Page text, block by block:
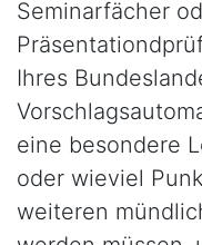
Seminarfächer
Ihres
eine besondere
oder wieviel
weiteren